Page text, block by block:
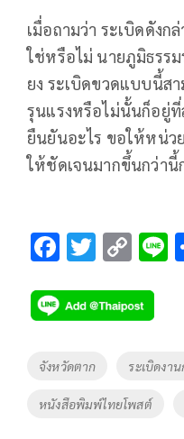
เมื่อถามว่า ระเบิดดังก
ใช่หรือไม่ นายภูมิธรร
ยง ระเบิดขวดแบบนี้ส
รุนแรงหรือไม่นั้นก็อยู่ที่
ยืนยันอะไร ขอให้หน่ว
ให้ชัดเจนมากขึ้นกว่านี้
F
e
b
o
o
k
T
tt
er
C
p
y
Li
k
Tags
จังหวัดตาก ระเบิดงา
หนังสือพิมพ์ไทยโพสต์